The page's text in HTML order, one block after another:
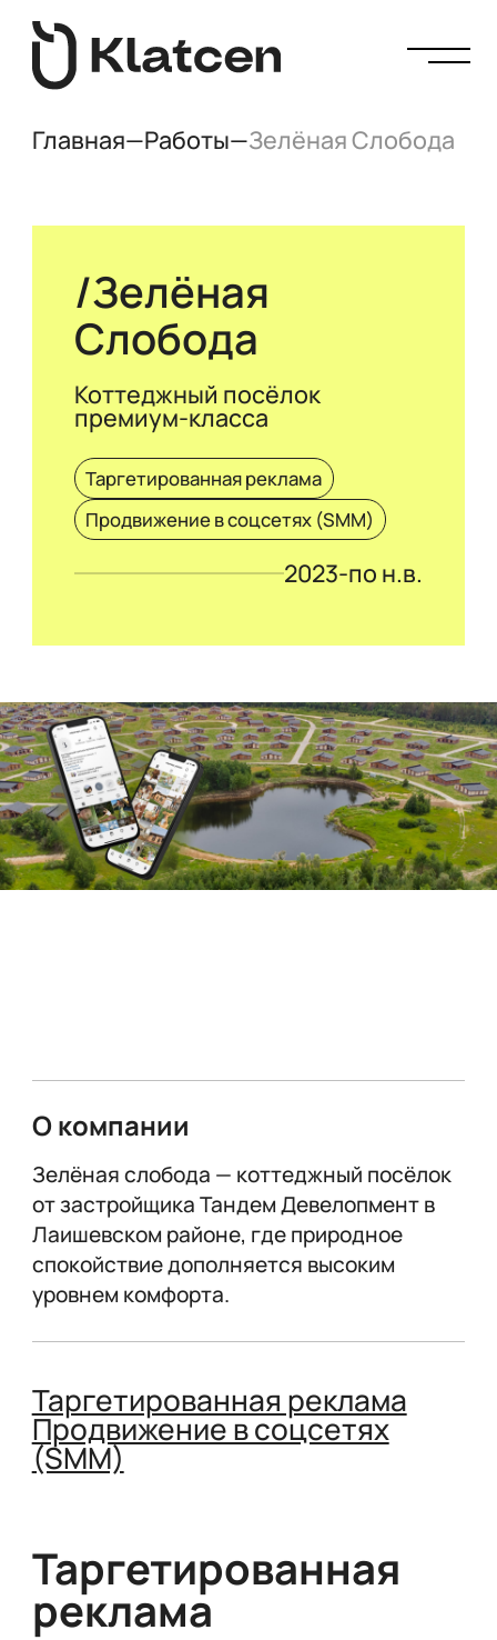
Главная—Работы—Зелёная Слобода
Зелёная
Слобода
Коттеджный посёлок
премиум-класса
Таргетированная реклама
Продвижение в соцсетях (SMM)
2023-по н.в.
О компании
Зелёная слобода — коттеджный посёлок
от застройщика Тандем Девелопмент в
Лаишевском районе, где природное
спокойствие дополняется высоким
уровнем комфорта.
Таргетированная реклама
Продвижение в соцсетях
(SMM)
Таргетированная
реклама